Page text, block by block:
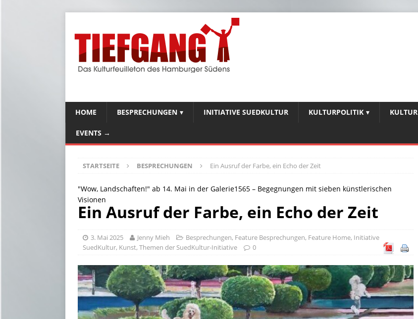
HOME BESPRECHUNGEN INITIATIVE SUEDKULTUR KULTURPOLITIK KULTUR
EVENTS →
STARTSEITE BESPRECHUNGEN Ein Ausruf der Farbe, ein Echo der Zeit
"Wow, Landschaften!" ab 14. Mai in der Galerie1565 – Begegnungen mit sieben künstlerischen
Visionen
Ein Ausruf der Farbe, ein Echo der Zeit
3. Mai 2025 Jenny Mieh Besprechungen, Feature Besprechungen, Feature Home, Initiative
SuedKultur, Kunst, Themen der SuedKultur-Initiative 0